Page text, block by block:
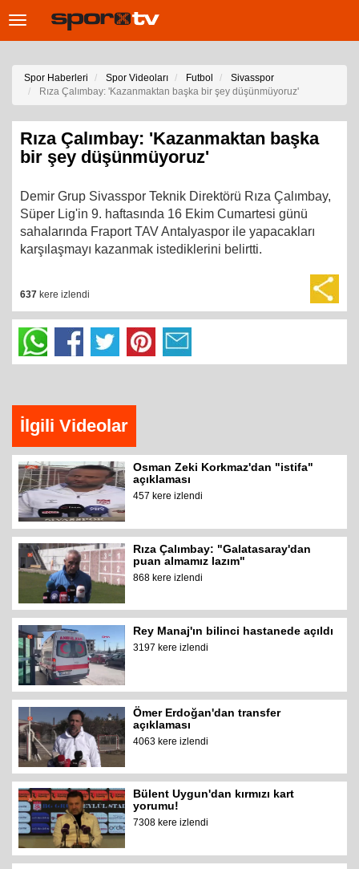
Toggle
Spor Haberleri Spor Videoları Futbol
Sivasspor
Rıza Çalımbay: 'Kazanmaktan başka bir şey düşünmüyoruz'
Rıza Çalımbay: 'Kazanmaktan başka
bir şey düşünmüyoruz'
Demir Grup Sivasspor Teknik Direktörü Rıza Çalımbay,
Süper Lig'in 9. haftasında 16 Ekim Cumartesi günü
sahalarında Fraport TAV Antalyaspor ile yapacakları
karşılaşmayı kazanmak istediklerini belirtti.
637 kere izlendi
İlgili Videolar
Osman Zeki Korkmaz'dan "istifa"
açıklaması
457 kere izlendi
Rıza Çalımbay: "Galatasaray'dan
puan almamız lazım"
868 kere izlendi
Rey Manaj'ın bilinci hastanede açıldı
3197 kere izlendi
Ömer Erdoğan'dan transfer
açıklaması
4063 kere izlendi
Bülent Uygun'dan kırmızı kart
yorumu!
7308 kere izlendi